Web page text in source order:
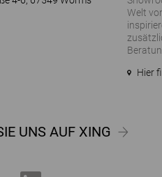
Welt
Hier
UNS AUF XING